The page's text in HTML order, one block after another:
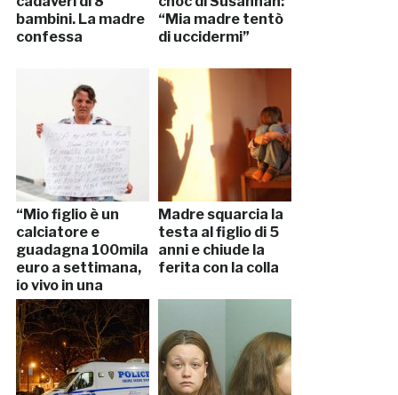
bambini. La madre
confessa
“Mia madre tentò
di uccidermi”
“Mio figlio è un
calciatore e
guadagna 100mila
euro a settimana,
io vivo in una
topaia”
Madre squarcia la
testa al figlio di 5
anni e chiude la
ferita con la colla